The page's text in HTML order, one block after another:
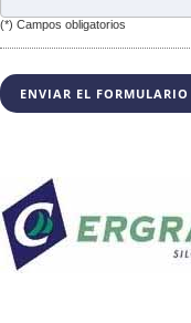
(*) Campos obligatorios